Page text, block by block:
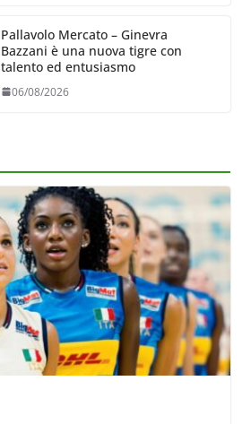
Pallavolo Mercato – Ginevra
Bazzani è una nuova tigre con
talento ed entusiasmo
06/08/2026